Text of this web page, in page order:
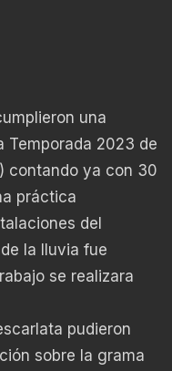
una
Temporada 2023 de
contando ya con 30
práctica
del
la lluvia fue
se realizara
pudieron
sobre la grama